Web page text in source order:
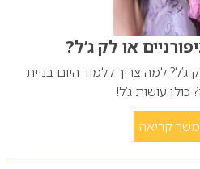
או לק ג’ל?
ג’ל? למה צריך ללמוד היום בניית
כולן עושות ג’ל!
קריאה